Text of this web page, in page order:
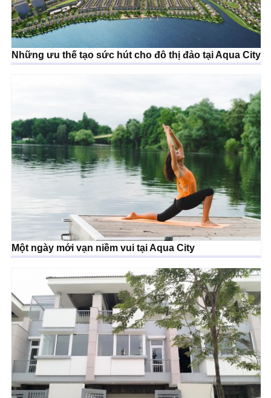
Những ưu thế tạo sức hút cho đô thị đảo tại Aqua City
Một ngày mới vạn niềm vui tại Aqua City